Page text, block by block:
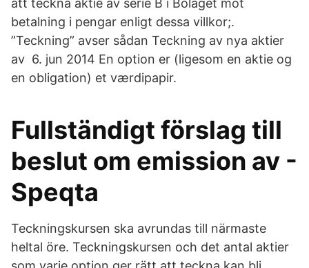
att teckna aktie av serie B i Bolaget mot
betalning i pengar enligt dessa villkor;.
”Teckning” avser sådan Teckning av nya aktier
av 6. jun 2014 En option er (ligesom en aktie og
en obligation) et værdipapir.
Fullständigt förslag till
beslut om emission av -
Speqta
Teckningskursen ska avrundas till närmaste
heltal öre. Teckningskursen och det antal aktier